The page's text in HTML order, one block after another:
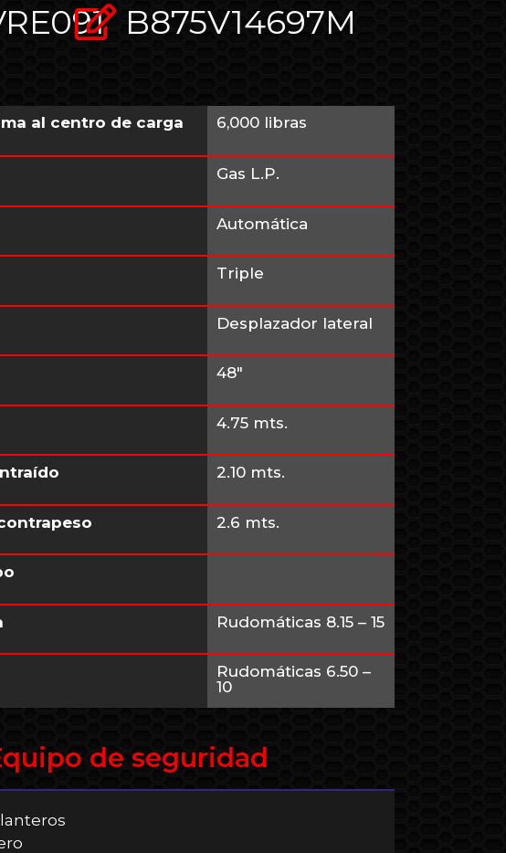
B875V14697M
al centro de carga 6,000 libras
Gas L.P.
Automática
Triple
Desplazador lateral
48″
4.75 mts.
2.10 mts.
2.6 mts.
Rudomáticas 8.15 – 15
Rudomáticas 6.50 –
10
de seguridad